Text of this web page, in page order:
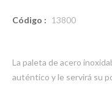
Código : 13800
La paleta de acero
auténtico y le servirá su